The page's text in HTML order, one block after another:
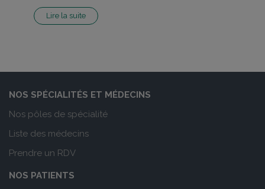
Lire la suite
NOS SPÉCIALITÉS ET MÉDECINS
Nos pôles de spécialité
Liste des médecins
Prendre un RDV
NOS PATIENTS